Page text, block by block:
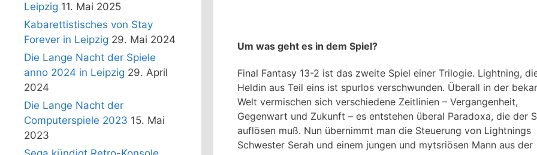
Um was geht es in dem Spiel?
Final Fantasy 13-2 ist das zweite Spiel einer Trilogie. Lightning,
Heldin aus Teil eins ist spurlos verschwunden. Überall in der
Welt vermischen sich verschiedene Zeitlinien – Vergangenheit,
Gegenwart und Zukunft – es entstehen überal Paradoxa, die der
auflösen muß. Nun übernimmt man die Steuerung von Lightnings
Schwester Serah und einem jungen und mytsriösen Mann aus der
Leipzig 11. Mai 2025
Kabarettistisches von Stay
Forever in Leipzig 29. Mai 2024
Die Lange Nacht der Spiele
anno 2024 in Leipzig 29. April
2024
Die Lange Nacht der
Computerspiele 2023 15. Mai
2023